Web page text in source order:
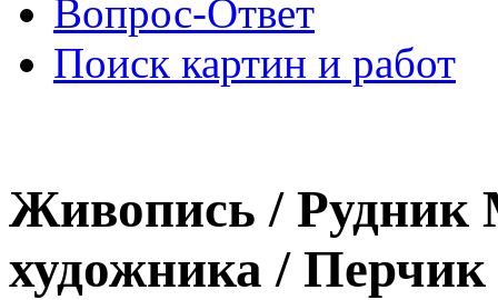
Вопрос-Ответ
Поиск картин и работ
Живопись / Рудник
художника / Перчик